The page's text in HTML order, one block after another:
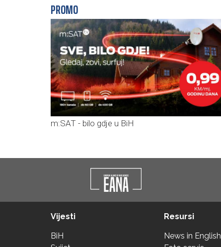
PROMO
m:SAT - bilo gdje u BiH
Vijesti
BiH
Resursi
News in English